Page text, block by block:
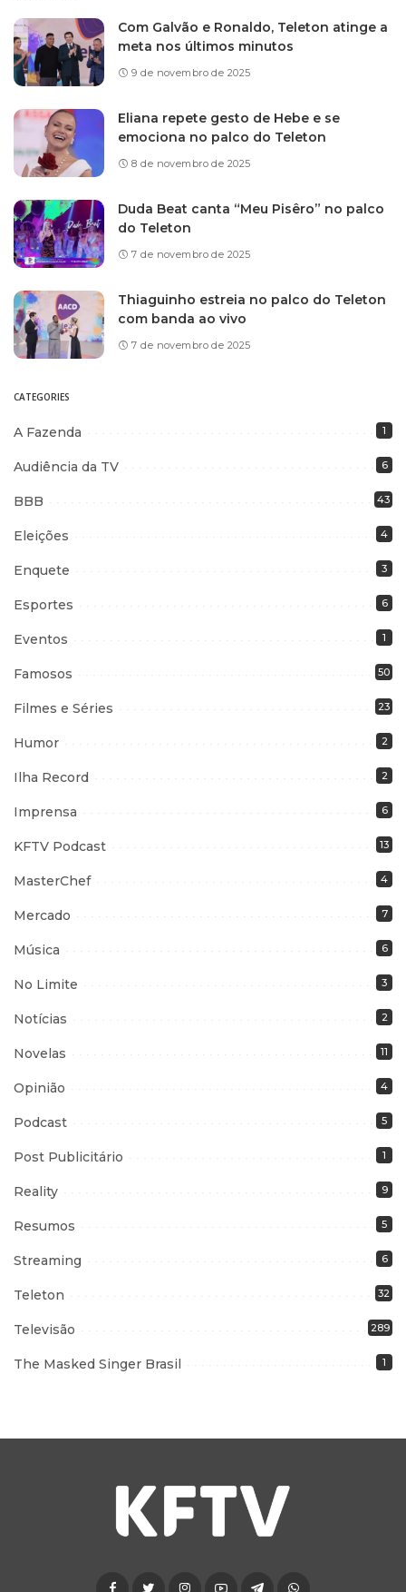
Com Galvão e Ronaldo, Teleton atinge a
meta nos últimos minutos
9 de novembro de 2025
Eliana repete gesto de Hebe e se
emociona no palco do Teleton
8 de novembro de 2025
Duda Beat canta “Meu Pisêro” no palco
do Teleton
7 de novembro de 2025
Thiaguinho estreia no palco do Teleton
com banda ao vivo
7 de novembro de 2025
CATEGORIES
A Fazenda 1
Audiência da TV 6
BBB 43
Eleições 4
Enquete 3
Esportes 6
Eventos 1
Famosos 50
Filmes e Séries 23
Humor 2
Ilha Record 2
Imprensa 6
KFTV Podcast 13
MasterChef 4
Mercado 7
Música 6
No Limite 3
Notícias 2
Novelas 11
Opinião 4
Podcast 5
Post Publicitário 1
Reality 9
Resumos 5
Streaming 6
Teleton 32
Televisão 289
The Masked Singer Brasil 1